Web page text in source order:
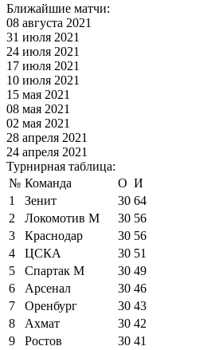
Ближайшие матчи:
08 августа 2021
31 июля 2021
24 июля 2021
17 июля 2021
10 июля 2021
15 мая 2021
08 мая 2021
02 мая 2021
28 апреля 2021
24 апреля 2021
Турнирная таблица:
№ Команда О И
1
Зенит 30 64
2
Локомотив М 30 56
3
Краснодар 30 56
4
ЦСКА 30 51
5
Спартак М 30 49
6
Арсенал 30 46
7
Оренбург 30 43
8
Ахмат 30 42
9
Ростов 30 41